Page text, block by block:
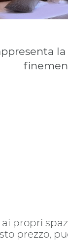
propri
prezzo,